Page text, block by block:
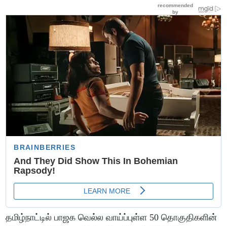
தமிழ்நாட்டில் பாஜக வெல்ல வாய்ப்புள்ள 50 தொகுதிகளின்